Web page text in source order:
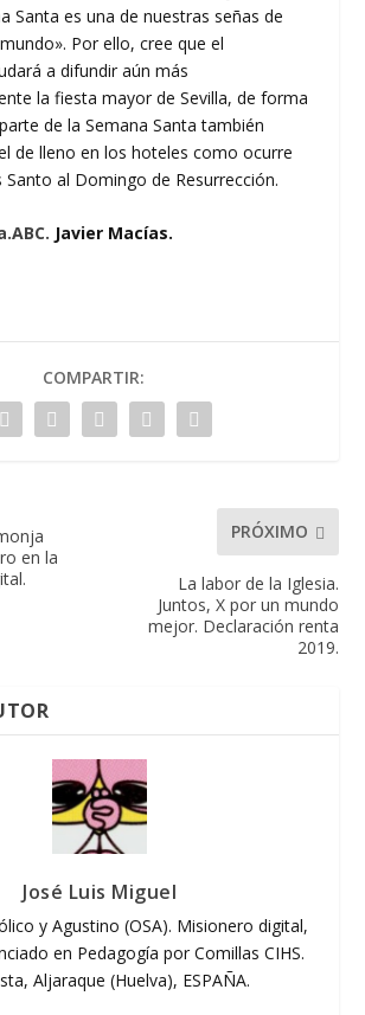
Santa es una de nuestras señas de
Por ello, cree que el
a difundir aún más
la fiesta mayor de Sevilla, de forma
de la Semana Santa también
de lleno en los hoteles como ocurre
Santo al Domingo de Resurrección.
Javier Macías.
COMPARTIR:
en la
PRÓXIMO
La labor de la Iglesia.
Juntos, X por un mundo
mejor. Declaración renta
2019.
José Luis Miguel
y Agustino (OSA). Misionero digital,
en Pedagogía por Comillas CIHS.
Aljaraque (Huelva), ESPAÑA.